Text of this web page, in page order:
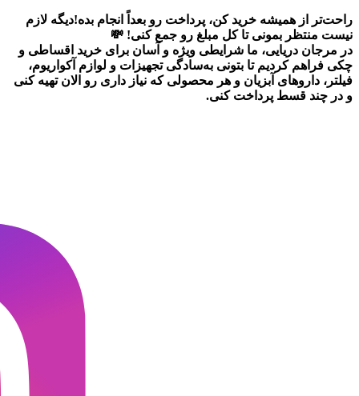
راحت‌تر از همیشه خرید کن، پرداخت رو بعداً انجام بده!دیگه لازم
نیست منتظر بمونی تا کل مبلغ رو جمع کنی! 💸
در مرجان دریایی، ما شرایطی ویژه و آسان برای خرید اقساطی و
چکی فراهم کردیم تا بتونی به‌سادگی تجهیزات و لوازم آکواریوم،
فیلتر، داروهای آبزیان و هر محصولی که نیاز داری رو الان تهیه کنی
و در چند قسط پرداخت کنی.